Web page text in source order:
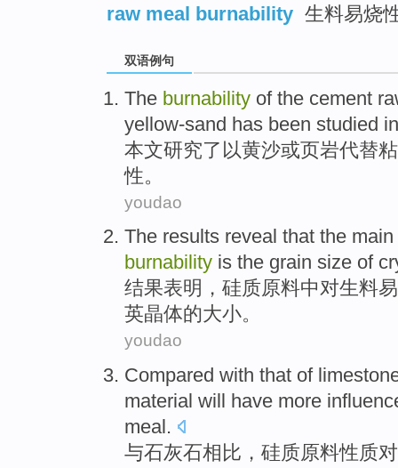
raw meal burnability 生料易烧
双语例句
The burnability ofthe cement
yellow-sand has been studied
本文研究了 以黄沙或页岩代替
性。
youdao
The results reveal that the main
burnability is the grain size of
结果表明 ，硅质原料中对生料
英晶体的大小。
youdao
Compared with that of
material will have more
meal.
与石灰石相比 ， 硅质原料性质对